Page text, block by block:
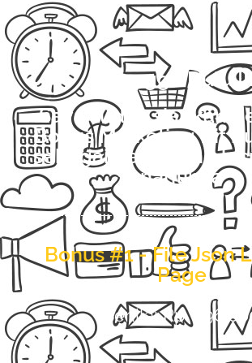
Tunggu Dulu
Saya sudah siapkan
Bonus Marketing Kit
sebagai penunjang
nantinya
Bonus #1 - File Json
Page
(Senilai Rp.